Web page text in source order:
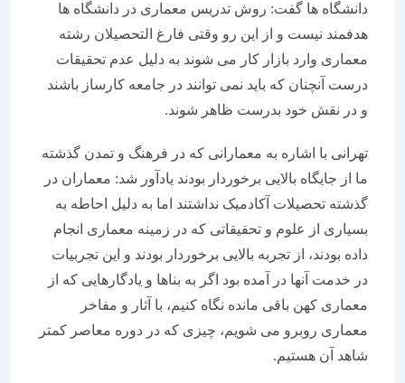
دانشگاه ها گفت: روش تدریس معماری در دانشگاه ها
هدفمند نیست و از این رو وقتی فارغ التحصیلان رشته
معماری وارد بازار کار می شوند به دلیل عدم تحقیقات
درست آنچنان که باید نمی توانند در جامعه کارساز باشند
و در نقش خود بدرست ظاهر شوند.
تهرانی با اشاره به معمارانی که در فرهنگ و تمدن گذشته
ما از جایگاه بالایی برخوردار بودند یادآور شد: معماران در
گذشته تحصیلات آکادمیک نداشتند اما به دلیل احاطه به
بسیاری از علوم و تحقیقاتی که در زمینه معماری انجام
داده بودند، از تجربه بالایی برخوردار بودند و این تجربیات
در خدمت آنها در آمده بود اگر به بناها و یادگارهایی که از
معماری کهن باقی مانده نگاه کنیم، با آثار و مفاخر
معماری روبرو می شویم، چیزی که در دوره معاصر کمتر
شاهد آن هستیم.